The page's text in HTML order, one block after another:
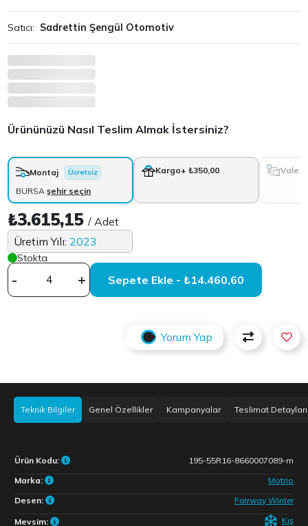
Satıcı: Sadrettin Şengül Otomotiv
Ürününüzü Nasıl Teslim Almak İstersiniz?
Montaj Ücretsiz
BURSAşehir seçin
Kargo+ ₺350,00 Vale
₺3.615,15/ Adet
Üretim Yılı: 2023
Stokta
- + Sepete Ekle - ₺14.460,60
Yorum Yap
Teknik Bilgiler Genel Özellikler Kampanyalar Teslimat Detayları
Ürün Kodu:
195-55R16-8660007089-m
Marka:
Motrio
Desen:
Fairway Winter
Mevsim: Kış